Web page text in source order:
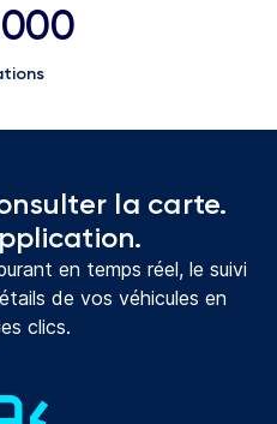
la carte.
en temps réel, le suivi
de vos véhicules en
clics.